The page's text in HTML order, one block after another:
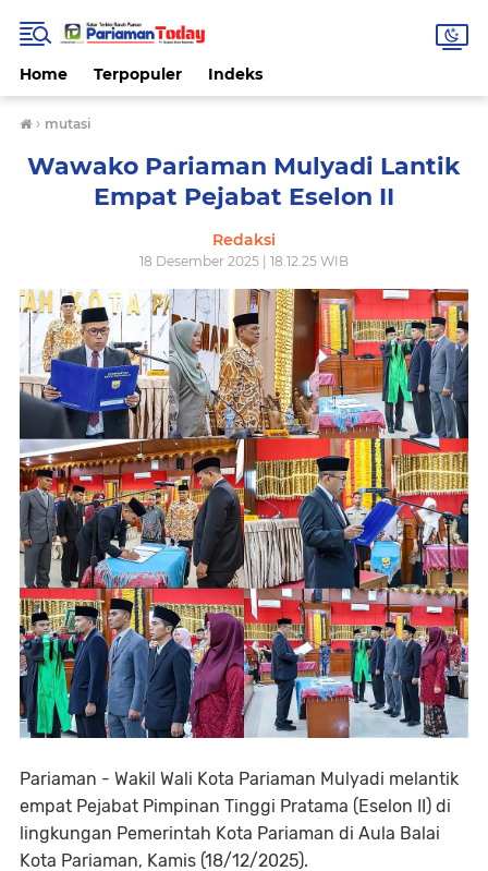
Home Terpopuler Indeks
› mutasi
Wawako Pariaman Mulyadi Lantik
Empat Pejabat Eselon II
Redaksi
18 Desember 2025 | 18.12.25 WIB
Pariaman - Wakil Wali Kota Pariaman Mulyadi melantik
empat Pejabat Pimpinan Tinggi Pratama (Eselon II) di
lingkungan Pemerintah Kota Pariaman di Aula Balai
Kota Pariaman, Kamis (18/12/2025).